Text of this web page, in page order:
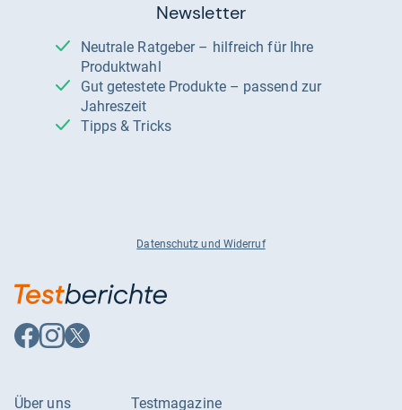
Newsletter
Neutrale Ratgeber – hilfreich für Ihre
Produktwahl
Gut getestete Produkte – passend zur
Jahreszeit
Tipps & Tricks
Datenschutz und Widerruf
Auf
Facebook
Auf
Instagram
Auf
X
Über uns Testmagazine